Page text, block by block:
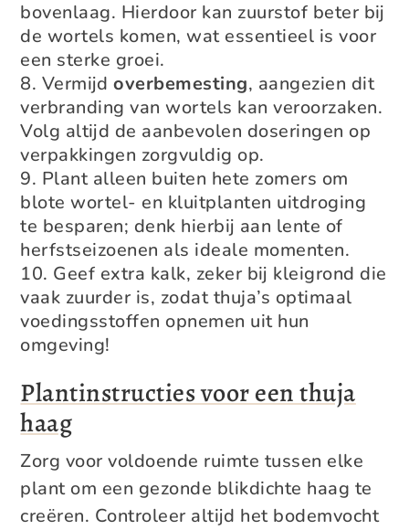
bovenlaag. Hierdoor kan zuurstof beter bij
de wortels komen, wat essentieel is voor
een sterke groei.
Vermijdoverbemesting, aangezien dit
verbranding van wortels kan veroorzaken.
Volg altijd de aanbevolen doseringen op
verpakkingen zorgvuldig op.
Plant alleen buiten hete zomers om
blote wortel- en kluitplanten uitdroging
te besparen; denk hierbij aan lente of
herfstseizoenen als ideale momenten.
Geef extra kalk, zeker bij kleigrond die
vaak zuurder is, zodat thuja’s optimaal
voedingsstoffen opnemen uit hun
omgeving!
Plantinstructies voor een thuja
haag
Zorg voor voldoende ruimte tussen elke
plant om een gezonde blikdichte haag te
creëren. Controleer altijd het bodemvocht